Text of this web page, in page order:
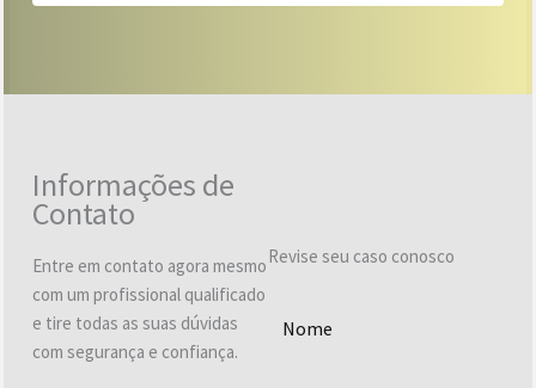
Informações de
Contato
Entre em contato agora mesmo
com um profissional qualificado
e tire todas as suas dúvidas
com segurança e confiança.
Revise seu caso conosco